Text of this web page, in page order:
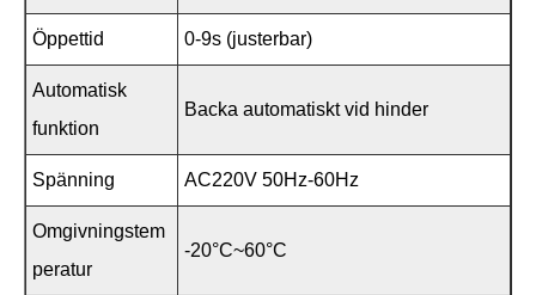
Öppettid 0-9s (justerbar)
Automatisk
funktion
Backa automatiskt vid hinder
Spänning AC220V 50Hz-60Hz
Omgivningstem
peratur
-20°C~60°C